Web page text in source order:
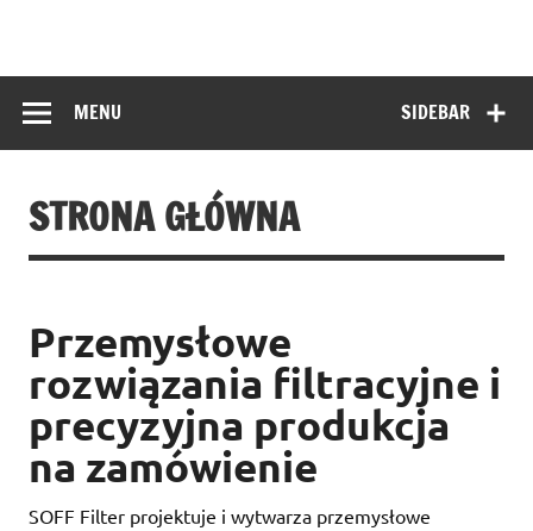
SIDEBAR
MENU
STRONA GŁÓWNA
Przemysłowe
rozwiązania filtracyjne i
precyzyjna produkcja
na zamówienie
SOFF Filter projektuje i wytwarza przemysłowe